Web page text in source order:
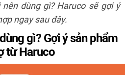
dùng gì? Haruco sẽ gợi ý
ngay sau đây.
gì? Gợi ý sản phẩm
từ Haruco